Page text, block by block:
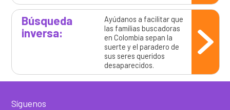
Búsqueda
inversa:
Ayúdanos a facilitar que
las familias buscadoras
en Colombia sepan la
suerte y el paradero de
sus seres queridos
desaparecidos.
Síguenos